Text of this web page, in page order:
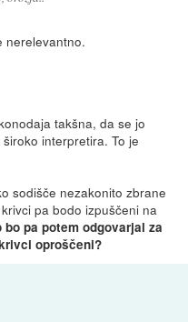
nerelevantno.
takšna, da se jo
interpretira. To je
sodišče nezakonito zbrane
pa bodo izpuščeni na
bo pa potem odgovarjal za
oproščeni?